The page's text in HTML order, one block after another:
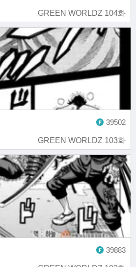
GREEN WORLDZ 104화
GREEN WORLDZ 103화
39502
39883